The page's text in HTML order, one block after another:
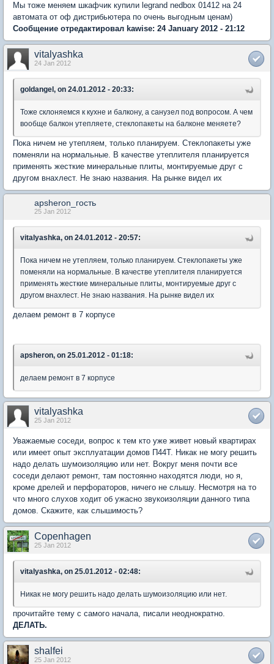
Мы тоже меняем шкафчик купили legrand nedbox 01412 на 24
автомата от оф дистрибьютера по очень выгодным ценам)
Сообщение отредактировал kawise: 24 January 2012 - 21:12
vitalyashka
24 Jan 2012
goldangel, on 24.01.2012 - 20:33:
Тоже склоняемся к кухне и балкону, а санузел под вопросом. А чем
вообще балкон утепляете, стеклопакеты на балконе меняете?
Пока ничем не утепляем, только планируем. Стеклопакеты уже
поменяли на нормальные. В качестве утеплителя планируется
применять жесткие минеральные плиты, монтируемые друг с
другом внахлест. Не знаю названия. На рынке видел их
apsheron_гость
25 Jan 2012
vitalyashka, on 24.01.2012 - 20:57:
Пока ничем не утепляем, только планируем. Стеклопакеты уже
поменяли на нормальные. В качестве утеплителя планируется
применять жесткие минеральные плиты, монтируемые друг с
другом внахлест. Не знаю названия. На рынке видел их
делаем ремонт в 7 корпусе
apsheron, on 25.01.2012 - 01:18:
делаем ремонт в 7 корпусе
vitalyashka
25 Jan 2012
Уважаемые соседи, вопрос к тем кто уже живет новый квартирах
или имеет опыт эксплуатации домов П44Т. Никак не могу решить
надо делать шумоизоляцию или нет. Вокруг меня почти все
соседи делают ремонт, там постоянно находятся люди, но я,
кроме дрелей и перфораторов, ничего не слышу. Несмотря на то
что много слухов ходит об ужасно звукоизоляции данного типа
домов. Скажите, как слышимость?
Copenhagen
25 Jan 2012
vitalyashka, on 25.01.2012 - 02:48:
Никак не могу решить надо делать шумоизоляцию или нет.
прочитайте тему с самого начала, писали неоднократно.
ДЕЛАТЬ.
shalfei
25 Jan 2012